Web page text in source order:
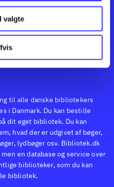
valgte
Feedback
til alle danske bibliotekers
i Danmark. Du kan bestille
dit eget bibliotek. Du kan
hvad der er udgivet af bøger,
lydbøger osv. Bibliotek.dk
en database og service over
biblioteker, som du kan
bibliotek.
Film
Musik
Noder